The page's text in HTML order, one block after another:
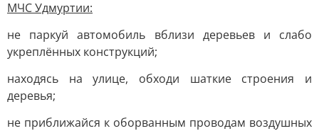
МЧС Удмуртии:
не паркуй автомобиль вблизи деревьев и слабо
укреплённых конструкций;
находясь на улице, обходи шаткие строения и
деревья;
не приближайся к оборванным проводам воздушных